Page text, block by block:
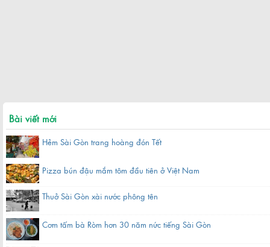
Bài viết mới
Hẻm Sài Gòn trang hoàng đón Tết
Pizza bún đậu mắm tôm đầu tiên ở Việt Nam
Thuở Sài Gòn xài nước phông tên
Cơm tấm bà Ròm hơn 30 năm nức tiếng Sài Gòn